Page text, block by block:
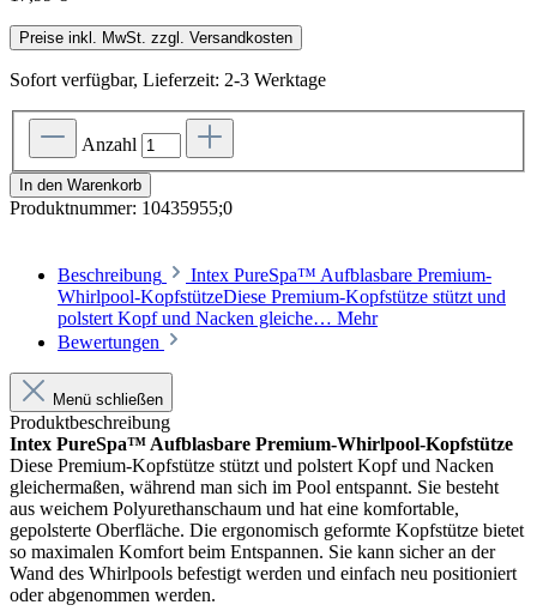
Preise inkl. MwSt. zzgl. Versandkosten
Sofort verfügbar, Lieferzeit: 2-3 Werktage
Anzahl
In den Warenkorb
Produktnummer: 10435955;0
Beschreibung
Intex PureSpa™ Aufblasbare Premium-
Whirlpool-KopfstützeDiese Premium-Kopfstütze stützt und
polstert Kopf und Nacken gleiche… Mehr
Bewertungen
Menü schließen
Produktbeschreibung
Intex PureSpa™ Aufblasbare Premium-Whirlpool-Kopfstütze
Diese Premium-Kopfstütze stützt und polstert Kopf und Nacken
gleichermaßen, während man sich im Pool entspannt. Sie besteht
aus weichem Polyurethanschaum und hat eine komfortable,
gepolsterte Oberfläche. Die ergonomisch geformte Kopfstütze bietet
so maximalen Komfort beim Entspannen. Sie kann sicher an der
Wand des Whirlpools befestigt werden und einfach neu positioniert
oder abgenommen werden.